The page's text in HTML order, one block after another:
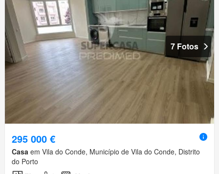
7 Fotos
295 000 €
Casa em Vila do Conde, Município de Vila do Conde, Distrito
do Porto